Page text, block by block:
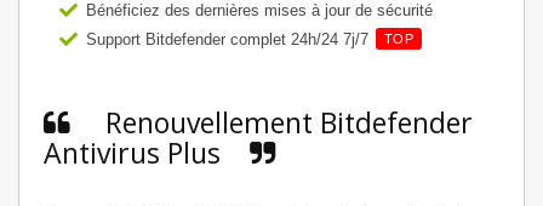
Bénéficiez des dernières mises à jour de sécurité
Support Bitdefender complet 24h/24 7j/7
TOP
Renouvellement Bitdefender
Antivirus Plus